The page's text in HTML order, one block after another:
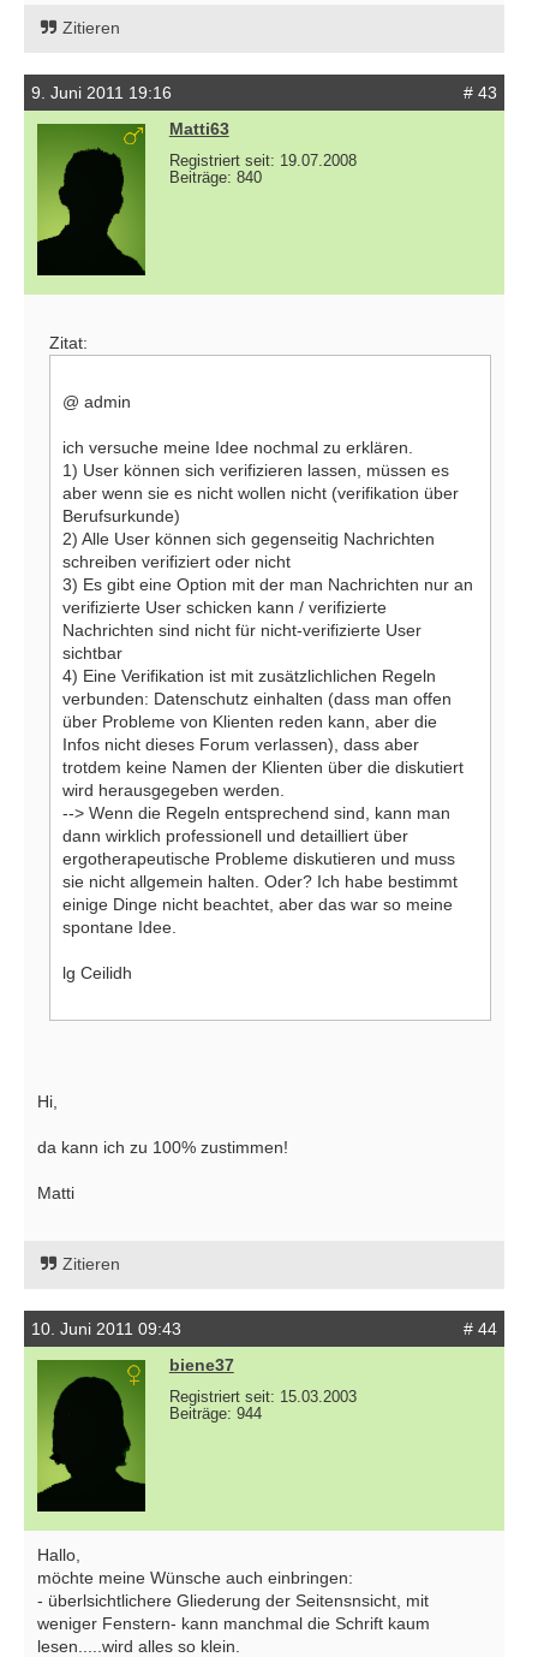
Zitieren
9. Juni 2011 19:16
# 43
Matti63
Registriert seit: 19.07.2008
Beiträge: 840
Zitat:
@ admin
ich versuche meine Idee nochmal zu erklären.
1) User können sich verifizieren lassen, müssen es
aber wenn sie es nicht wollen nicht (verifikation über
Berufsurkunde)
2) Alle User können sich gegenseitig Nachrichten
schreiben verifiziert oder nicht
3) Es gibt eine Option mit der man Nachrichten nur an
verifizierte User schicken kann / verifizierte
Nachrichten sind nicht für nicht-verifizierte User
sichtbar
4) Eine Verifikation ist mit zusätzlichlichen Regeln
verbunden: Datenschutz einhalten (dass man offen
über Probleme von Klienten reden kann, aber die
Infos nicht dieses Forum verlassen), dass aber
trotdem keine Namen der Klienten über die diskutiert
wird herausgegeben werden.
--> Wenn die Regeln entsprechend sind, kann man
dann wirklich professionell und detailliert über
ergotherapeutische Probleme diskutieren und muss
sie nicht allgemein halten. Oder? Ich habe bestimmt
einige Dinge nicht beachtet, aber das war so meine
spontane Idee.
lg Ceilidh
Hi,
da kann ich zu 100% zustimmen!
Matti
Zitieren
10. Juni 2011 09:43
# 44
biene37
Registriert seit: 15.03.2003
Beiträge: 944
Hallo,
möchte meine Wünsche auch einbringen:
- überlsichtlichere Gliederung der Seitensnsicht, mit
weniger Fenstern- kann manchmal die Schrift kaum
lesen.....wird alles so klein.